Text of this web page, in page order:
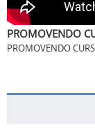
PROMOVENDO
PROMOVENDO